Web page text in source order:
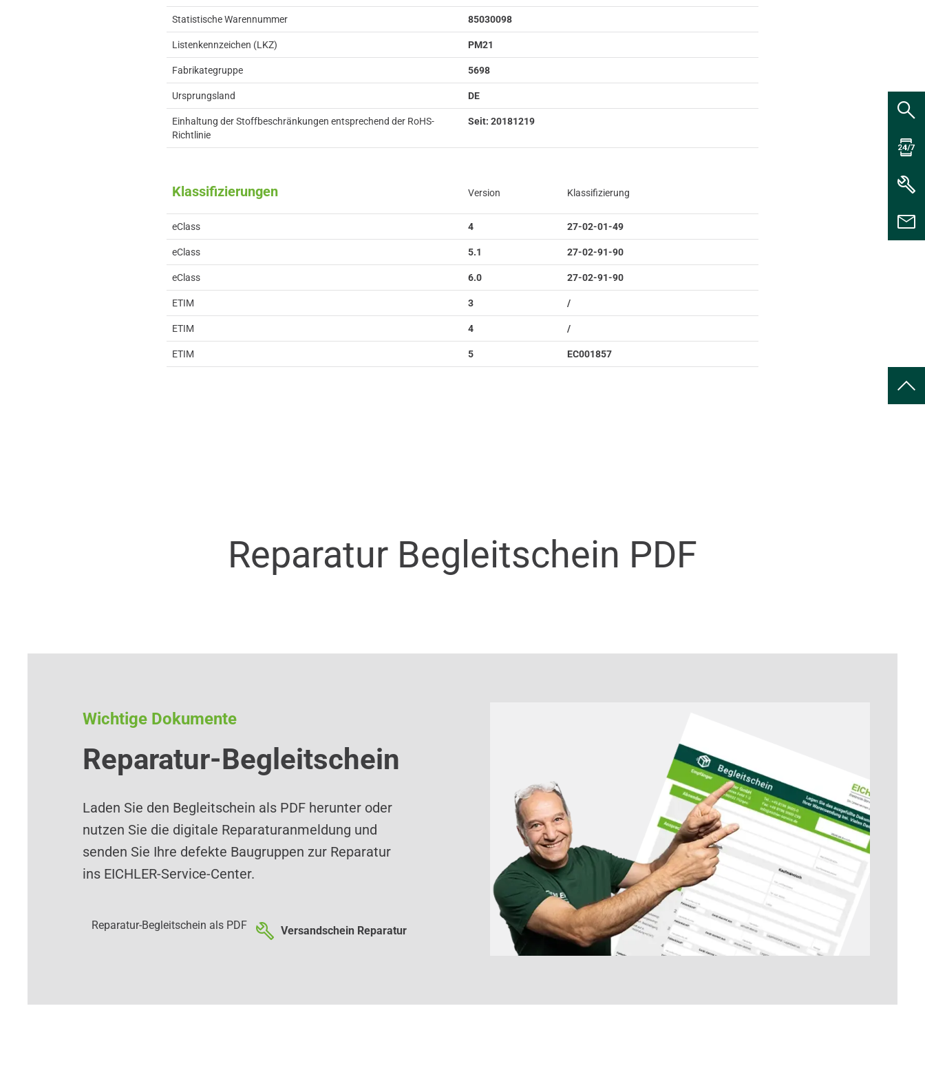
Statistische Warennummer 85030098
Listenkennzeichen (LKZ) PM21
Fabrikategruppe 5698
Ursprungsland DE
Einhaltung der Stoffbeschränkungen entsprechend der RoHS-
Richtlinie
Seit: 20181219
Klassifizierungen Version Klassifizierung
eClass 4 27-02-01-49
eClass 5.1 27-02-91-90
eClass 6.0 27-02-91-90
ETIM 3 /
ETIM 4 /
ETIM 5 EC001857
Reparatur Begleitschein PDF
Wichtige Dokumente
Reparatur-Begleitschein
Laden Sie den Begleitschein als PDF herunter oder
nutzen Sie die digitale Reparaturanmeldung und
senden Sie Ihre defekte Baugruppen zur Reparatur
ins EICHLER-Service-Center.
Reparatur-Begleitschein als PDF Versandschein Reparatur